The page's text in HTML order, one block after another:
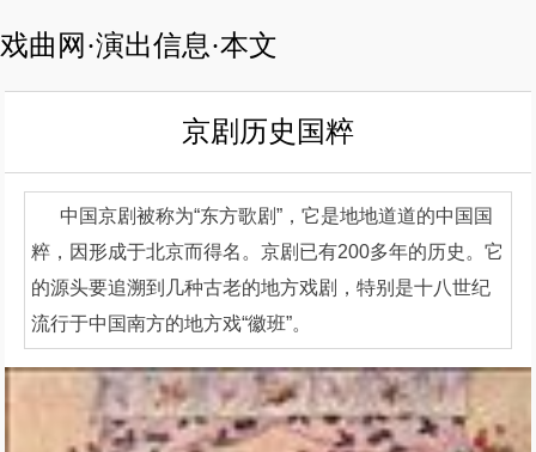
戏曲网·演出信息·本文
京剧历史国粹
中国京剧被称为“东方歌剧”，它是地地道道的中国国
粹，因形成于北京而得名。京剧已有200多年的历史。它
的源头要追溯到几种古老的地方戏剧，特别是十八世纪
流行于中国南方的地方戏“徽班”。